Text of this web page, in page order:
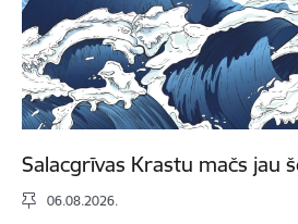
Salacgrīvas Krastu mačs jau
06.08.2026.